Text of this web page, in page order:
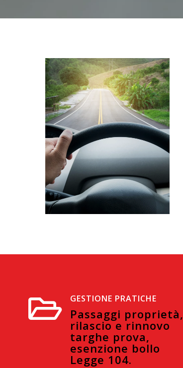
 GESTIONE PRATICHE
Passaggi proprietà,
rilascio e rinnovo
targhe prova,
esenzione bollo
Legge 104.